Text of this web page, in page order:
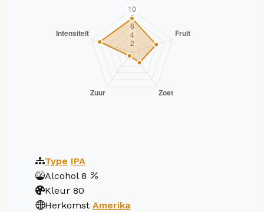
Type IPA
Alcohol 8
Kleur 80
Herkomst Amerika